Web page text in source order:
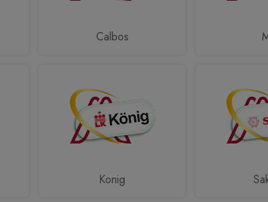
Calbos
Konig